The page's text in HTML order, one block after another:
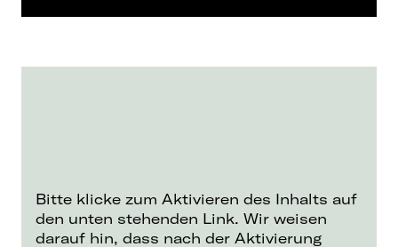
Bitte klicke zum Aktivieren des Inhalts auf
den unten stehenden Link. Wir weisen
darauf hin, dass nach der Aktivierung